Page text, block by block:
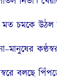
চমকে উঠল
বলছে